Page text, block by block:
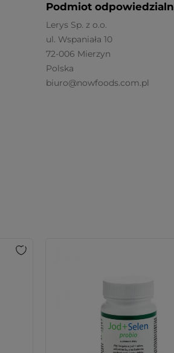
Podmiot
Lerys Sp. z o.o.
ul. Wspaniała 10
72-006 Mierzyn
Polska
biuro@nowfoods.com.pl